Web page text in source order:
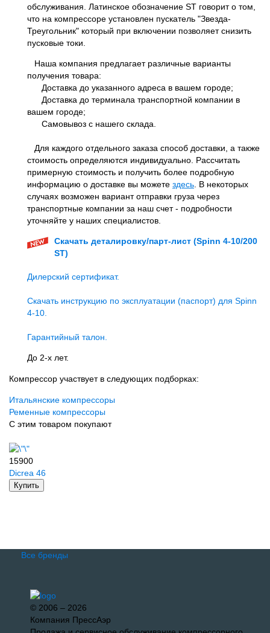
обслуживания. Латинское обозначение ST говорит о том,
что на компрессоре установлен пускатель "Звезда-
Треугольник" который при включении позволяет снизить
пусковые токи.
Наша компания предлагает различные варианты
получения товара:
Доставка до указанного адреса в вашем городе;
Доставка до терминала транспортной компании в
вашем городе;
Самовывоз с нашего склада.
Для каждого отдельного заказа способ доставки, а также
стоимость определяются индивидуально. Рассчитать
примерную стоимость и получить более подробную
информацию о доставке вы можете здесь . В некоторых
случаях возможен вариант отправки груза через
транспортные компании за наш счет - подробности
уточняйте у наших специалистов.
Скачать деталировку/парт-лист (Spinn 4-10/200
ST)
Дилерский сертификат.
Скачать инструкцию по эксплуатации (паспорт) для Spinn
4-10.
Гарантийный талон.
До 2-х лет.
Компрессор участвует в следующих подборках:
Итальянские компрессоры
Ременные компрессоры
С этим товаром покупают
15900
Dicrea 46
Купить
Все бренды
© 2006 – 2026
Компания ПрессАэр